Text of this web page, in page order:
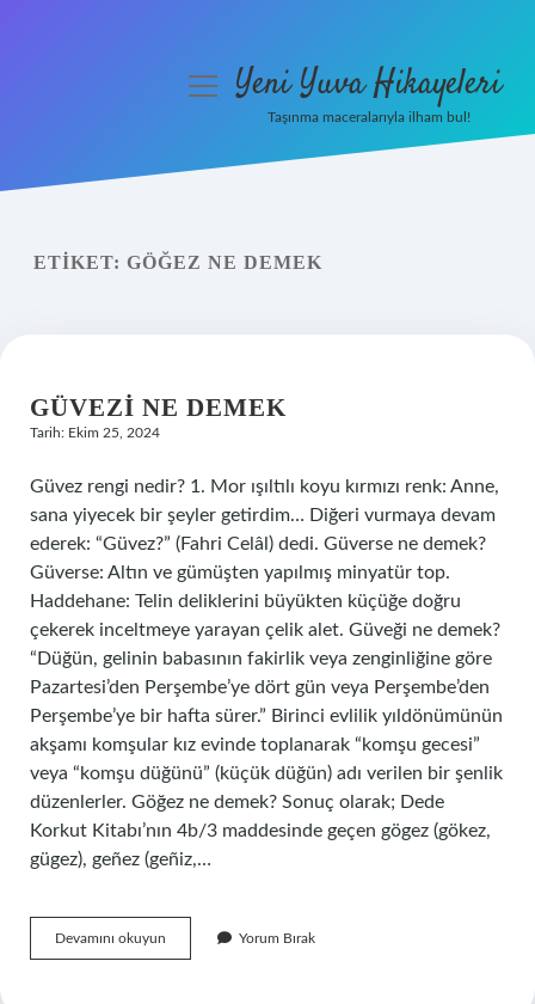
Yasal Uyarı
menüyüYeni Yuva Hikayeleri
Taşınma maceralarıyla ilham bul!
ETIKET: GÖĞEZ NE DEMEK
GÜVEZI NE DEMEK
Tarih: Ekim 25, 2024
Güvez rengi nedir? 1. Mor ışıltılı koyu kırmızı renk: Anne,
sana yiyecek bir şeyler getirdim… Diğeri vurmaya devam
ederek: “Güvez?” (Fahri Celâl) dedi. Güverse ne demek?
Güverse: Altın ve gümüşten yapılmış minyatür top.
Haddehane: Telin deliklerini büyükten küçüğe doğru
çekerek inceltmeye yarayan çelik alet. Güveği ne demek?
“Düğün, gelinin babasının fakirlik veya zenginliğine göre
Pazartesi’den Perşembe’ye dört gün veya Perşembe’den
Perşembe’ye bir hafta sürer.” Birinci evlilik yıldönümünün
akşamı komşular kız evinde toplanarak “komşu gecesi”
veya “komşu düğünü” (küçük düğün) adı verilen bir şenlik
düzenlerler. Göğez ne demek? Sonuç olarak; Dede
Korkut Kitabı’nın 4b/3 maddesinde geçen gögez (gökez,
gügez), geñez (geñiz,…
Devamını okuyun
Ne
Yorum Bırak